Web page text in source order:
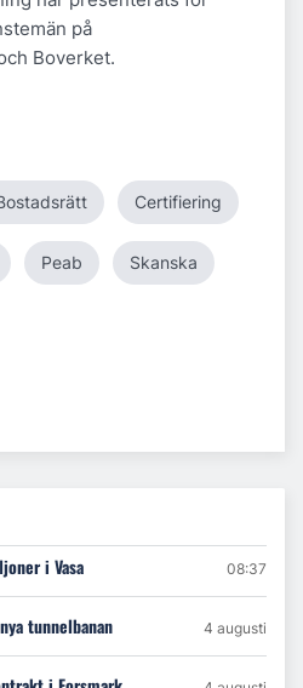
på
Boverket.
Certifiering
Peab Skanska
i Vasa 08:37
tunnelbanan 4 augusti